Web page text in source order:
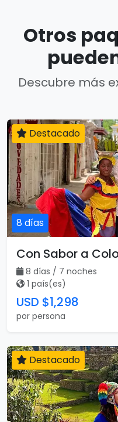
Otros
Descubre más
8 días
Destacado
Con Sabor a
8 días / 7 noches
1 país(es)
USD $1,298
por persona
Destacado